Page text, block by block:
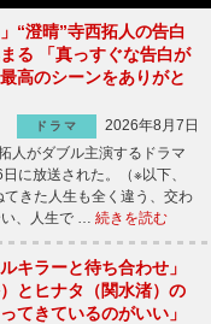
“澄晴”寺西拓人の告白
る 「真っすぐな告白が
高のシーンをありがと
ドラマ
2026年8月7日
人がダブル主演するドラマ
に放送された。（※以下、
きた人生も全く違う、交わ
、人生で … 続きを読む
キラーと待ち合わせ」
）とヒナタ（関水渚）の
てきているのがいい」